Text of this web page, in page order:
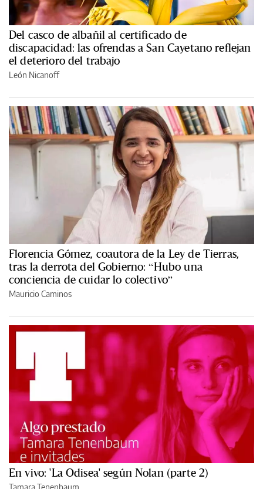
Del casco de albañil al certificado de
discapacidad: las ofrendas a San Cayetano reflejan
el deterioro del trabajo
León Nicanoff
Florencia Gómez, coautora de la Ley de Tierras,
tras la derrota del Gobierno: “Hubo una
conciencia de cuidar lo colectivo”
Mauricio Caminos
En vivo: 'La Odisea' según Nolan (parte 2)